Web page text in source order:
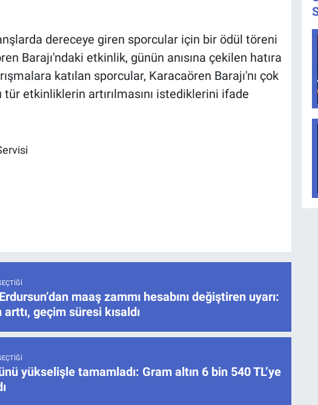
dereceye giren sporcular için bir ödül töreni
Barajı'ndaki etkinlik, günün anısına çekilen hatıra
katılan sporcular, Karacaören Barajı'nı çok
etkinliklerin artırılmasını istediklerini ifade
maaş zammı hesabını değiştiren uyarı:
arttı, geçim süresi kısaldı
yükselişle tamamladı: Gram altın 6 bin 540 TL’ye